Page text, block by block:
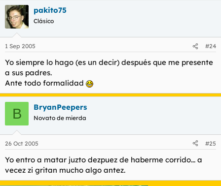
pakito75
Clásico
1 Sep 2005 #24
Yo siempre lo hago (es un decir) después que me presente
a sus padres.
Ante todo formalidad
B BryanPeepers
Novato de mierda
26 Oct 2005 #25
Yo entro a matar juzto dezpuez de haberme corrido... a
vecez zi gritan mucho algo antez.